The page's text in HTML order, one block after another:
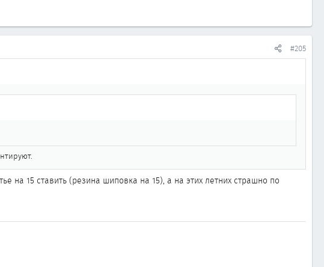
#205
на 15 ставить (резина шиповка на 15), а на этих летних страшно по